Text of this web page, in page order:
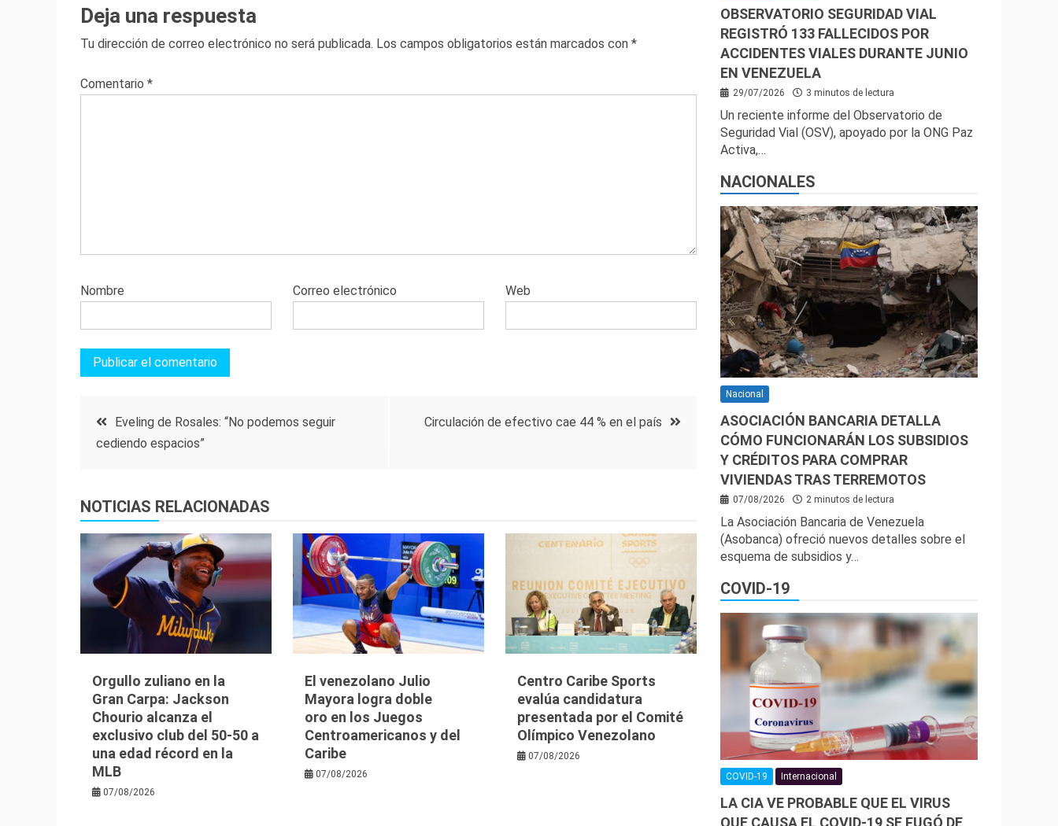
Deja una respuesta
Tu dirección de correo electrónico no será publicada. Los campos obligatorios están marcados con *
Comentario *
Nombre Correo electrónico Web
Navegación
entradas
Eveling de Rosales: “No podemos seguir
cediendo espacios”
Circulación de efectivo cae 44 % en el país
NOTICIAS RELACIONADAS
Orgullo zuliano en la
Gran Carpa: Jackson
Chourio alcanza el
exclusivo club del 50-50 a
una edad récord en la
MLB
07/08/2026
El venezolano Julio
Mayora logra doble
oro en los Juegos
Centroamericanos y del
Caribe
07/08/2026
Centro Caribe Sports
evalúa candidatura
presentada por el Comité
Olímpico Venezolano
07/08/2026
OBSERVATORIO SEGURIDAD VIAL
REGISTRÓ 133 FALLECIDOS POR
ACCIDENTES VIALES DURANTE JUNIO
EN VENEZUELA
29/07/2026 3 minutos de lectura
Un reciente informe del Observatorio de
Seguridad Vial (OSV), apoyado por la ONG Paz
Activa,…
NACIONALES
Nacional
ASOCIACIÓN BANCARIA DETALLA
CÓMO FUNCIONARÁN LOS SUBSIDIOS
Y CRÉDITOS PARA COMPRAR
VIVIENDAS TRAS TERREMOTOS
07/08/2026 2 minutos de lectura
La Asociación Bancaria de Venezuela
(Asobanca) ofreció nuevos detalles sobre el
esquema de subsidios y…
COVID-19
COVID-19 Internacional
LA CIA VE PROBABLE QUE EL VIRUS